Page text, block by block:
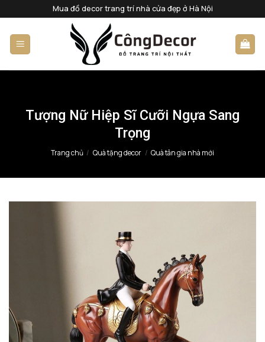
qua
nội
dung
Mua đồ decor trang trí nhà cửa đẹp ở Hà Nội
Tượng Nữ Hiệp Sĩ Cưỡi Ngựa Sang
Trọng
Trang chủ / Quà tặng decor / Quà tân gia nhà mới